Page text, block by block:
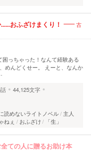
おふざけまくり！
古
っちゃった！なんて経験ある
めんどくせー。 えーと、なんか
44,125文字
読めないライトノベル
主人
ねぇ おふざけ 「生」
ての人に贈るお助け本